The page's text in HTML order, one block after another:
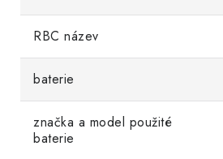
RBC název
baterie
značka a model použité
baterie